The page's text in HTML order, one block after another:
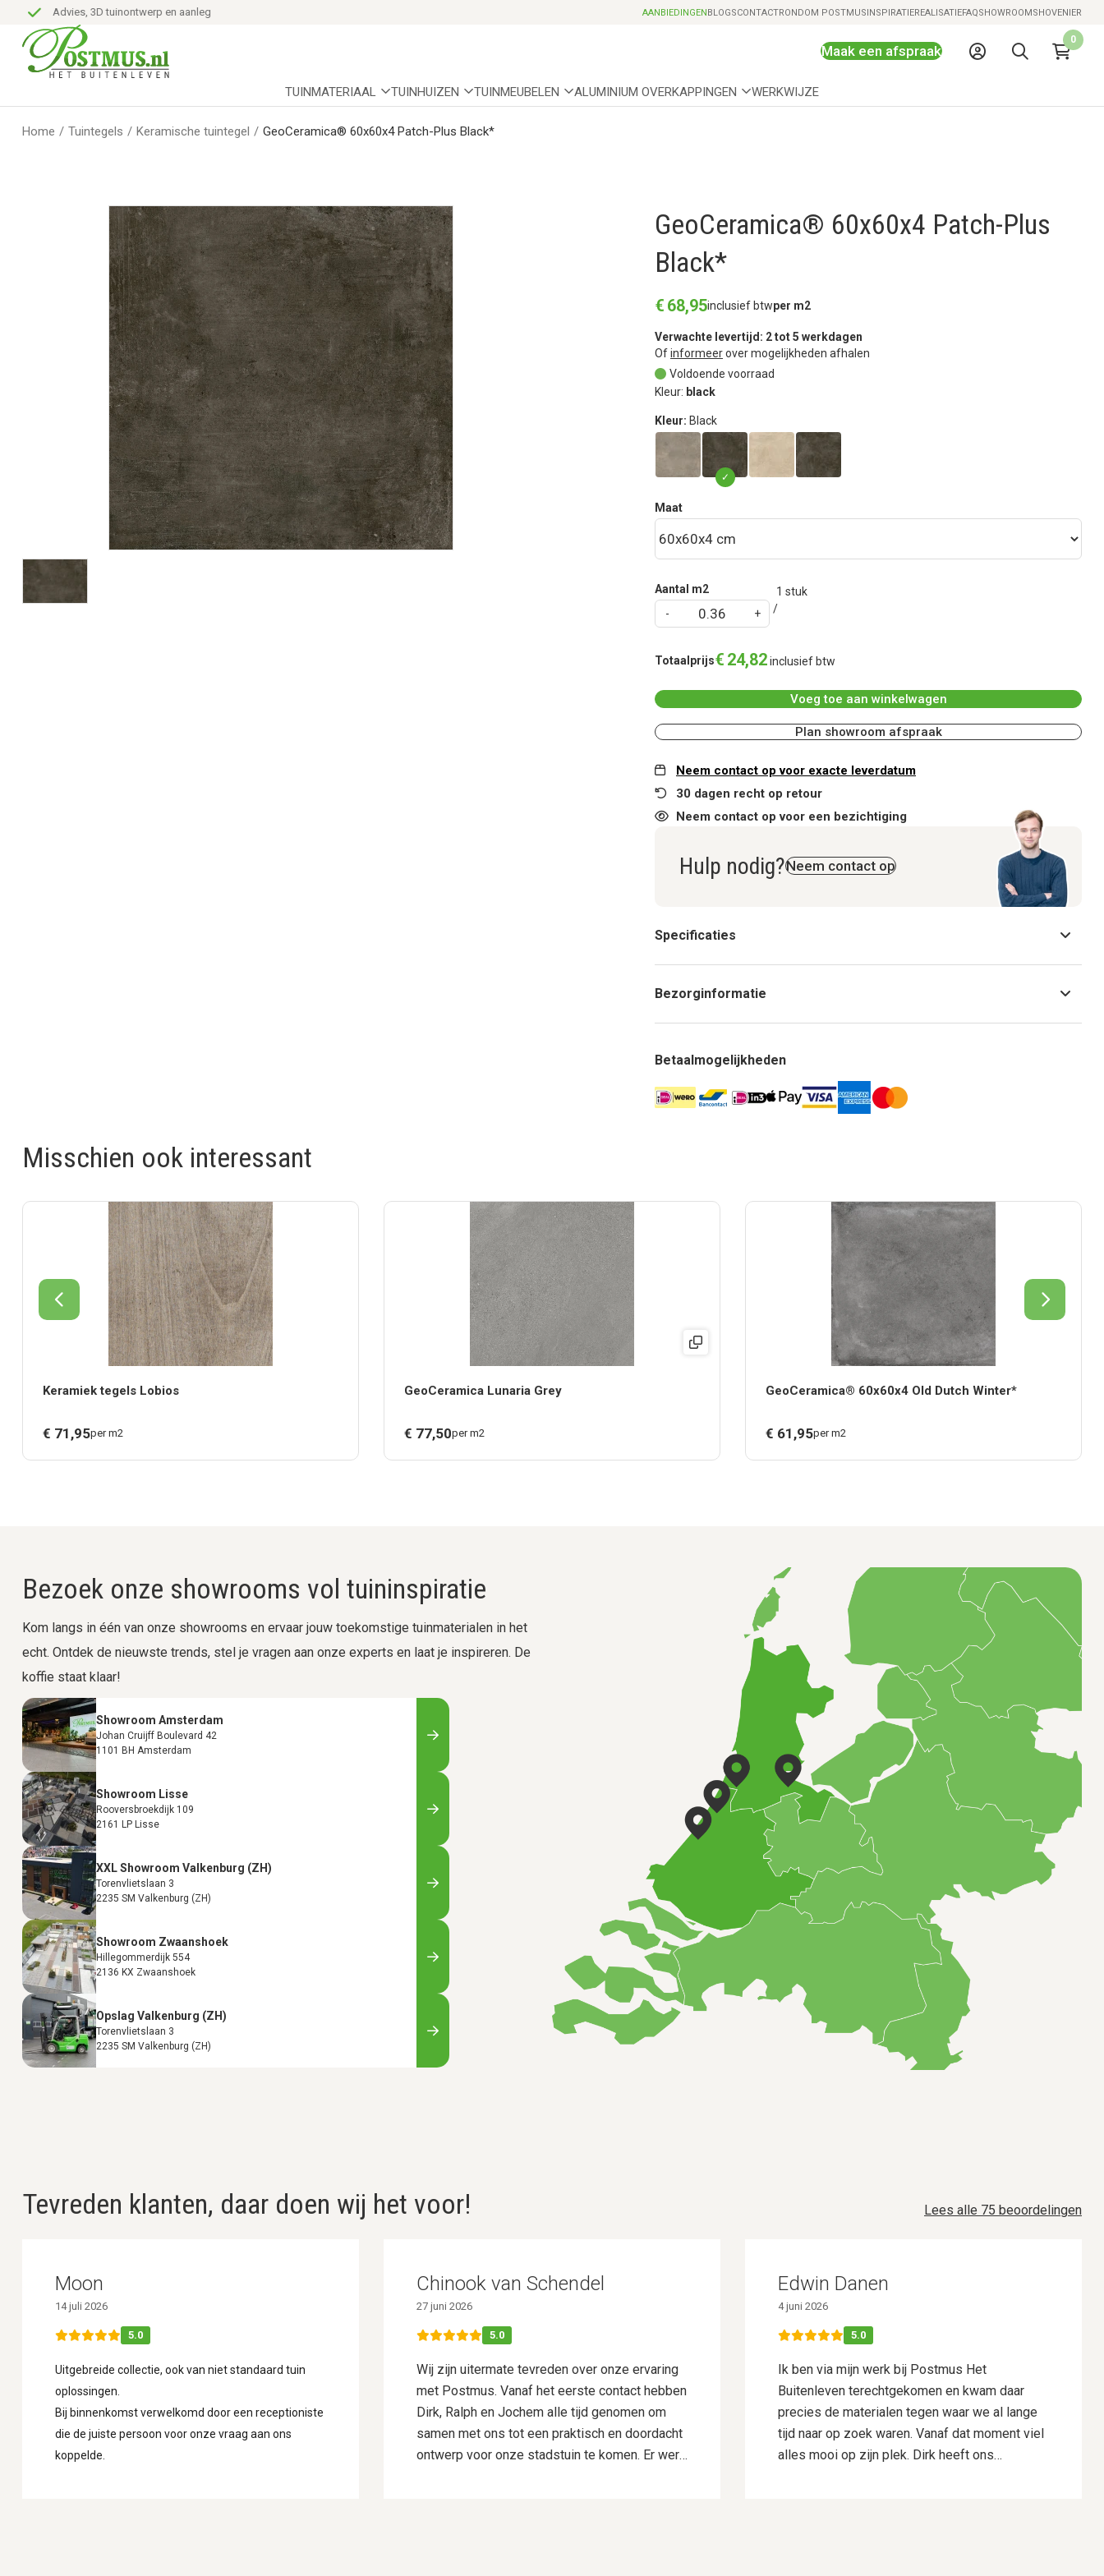
Advies, 3D tuinontwerp en aanleg Snelle levering mogelijk
AANBIEDINGENBLOGSCONTACTRONDOM POSTMUSINSPIRATIEREALISATIEFAQSHOWROOMSHOVENIER
Maak een afspraak
0
TUINMATERIAAL TUINHUIZEN TUINMEUBELEN ALUMINIUM OVERKAPPINGEN WERKWIJZE
Home / Tuintegels / Keramische tuintegel / GeoCeramica® 60x60x4 Patch-Plus Black*
GeoCeramica® 60x60x4 Patch-Plus
Black*
€ 68,95inclusief btwper m2
Verwachte levertijd: 2 tot 5 werkdagen
Ofinformeerover mogelijkheden afhalen
Voldoende voorraad
Kleur: black
Kleur: Black
Maat
Aantal m2 1 stuk
Totaalprijs€ 24,82inclusief btw
Voeg toe aan winkelwagen
Plan showroom afspraak
Neem contact op voor exacte leverdatum
30 dagen recht op retour
Neem contact op voor een bezichtiging
Hulp nodig?Neem contact op
Specificaties
Bezorginformatie
Betaalmogelijkheden
Misschien ook interessant
Keramiek tegels Lobios
€ 71,95per m2
GeoCeramica Lunaria Grey
€ 77,50per m2
GeoCeramica® 60x60x4 Old Dutch Winter*
€ 61,95per m2
Bezoek onze showrooms vol tuininspiratie
Kom langs in één van onze showrooms en ervaar jouw toekomstige tuinmaterialen in het
echt. Ontdek de nieuwste trends, stel je vragen aan onze experts en laat je inspireren. De
koffie staat klaar!
Showroom Amsterdam
Johan Cruijff Boulevard 42
1101 BH Amsterdam
Showroom Lisse
Rooversbroekdijk 109
2161 LP Lisse
XXL Showroom Valkenburg (ZH)
Torenvlietslaan 3
2235 SM Valkenburg (ZH)
Showroom Zwaanshoek
Hillegommerdijk 554
2136 KX Zwaanshoek
Opslag Valkenburg (ZH)
Torenvlietslaan 3
2235 SM Valkenburg (ZH)
Tevreden klanten, daar doen wij het voor! Lees alle 75 beoordelingen
Moon
14 juli 2026
5.0
Uitgebreide collectie, ook van niet standaard tuin
oplossingen.
Bij binnenkomst verwelkomd door een receptioniste
die de juiste persoon voor onze vraag aan ons
koppelde.
Chinook van Schendel
27 juni 2026
5.0
Wij zijn uitermate tevreden over onze ervaring
met Postmus. Vanaf het eerste contact hebben
Dirk, Ralph en Jochem alle tijd genomen om
samen met ons tot een praktisch en doordacht
ontwerp voor onze stadstuin te komen. Er werd
Edwin Danen
4 juni 2026
5.0
Ik ben via mijn werk bij Postmus Het
Buitenleven terechtgekomen en kwam daar
precies de materialen tegen waar we al lange
tijd naar op zoek waren. Vanaf dat moment viel
alles mooi op zijn plek. Dirk heeft ons